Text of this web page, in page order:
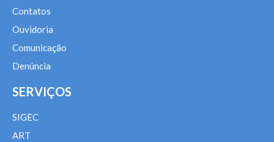
Contatos
Ouvidoria
Comunicação
Denúncia
SERVIÇOS
SIGEC
ART